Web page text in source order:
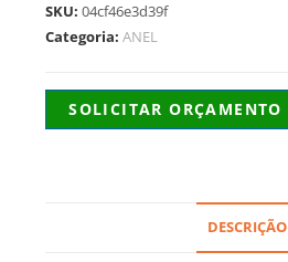
SKU:04cf46e3d39f
Categoria:ANEL
SOLICITAR ORÇAMENTO
DESCRIÇÃO